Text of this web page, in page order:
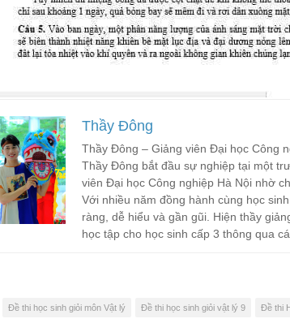
Thầy Đông
Thầy Đông – Giảng viên Đại học Công
Thầy Đông bắt đầu sự nghiệp tại một
viên Đại học Công nghiệp Hà Nội nhờ
Với nhiều năm đồng hành cùng học
ràng, dễ hiểu và gần gũi. Hiện thầy
học tập cho học sinh cấp 3 thông qua
Đề thi học sinh giỏi môn Vật lý Đề thi học sinh giỏi vật lý 9 Đề thi